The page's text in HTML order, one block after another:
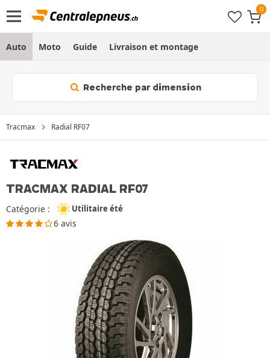
Auto Moto Guide Livraison et montage
Recherche par dimension
Tracmax Radial RF07
TRACMAX RADIAL RF07
Catégorie : Utilitaire été
6 avis